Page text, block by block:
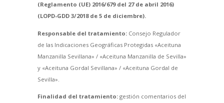
(Reglamento (UE) 2016/679 del 27 de abril 2016)
(LOPD-GDD 3/2018 de 5 de diciembre).
Responsable del tratamiento:Consejo Regulador
de las Indicaciones Geográficas Protegidas «Aceituna
Manzanilla Sevillana» / «Aceituna Manzanilla de Sevilla»
y «Aceituna Gordal Sevillana» / «Aceituna Gordal de
Sevilla».
Finalidad del tratamiento:gestión comentarios del